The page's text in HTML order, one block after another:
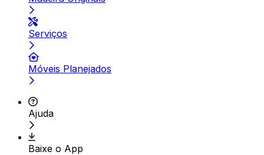
Serviços
Móveis Planejados
Ajuda
Baixe o App